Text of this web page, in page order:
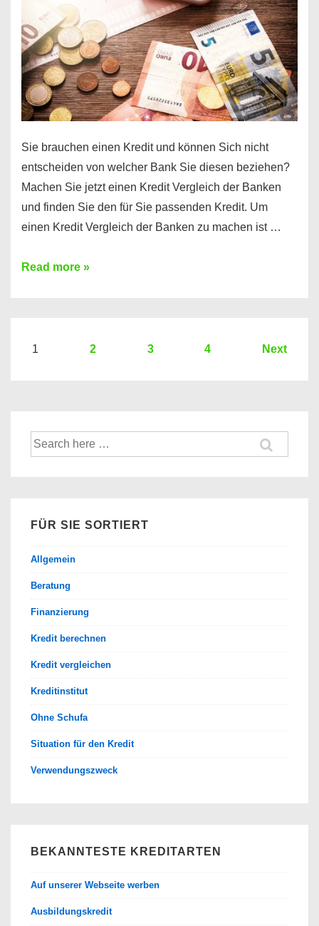
Euro
Kredit
finden
Sie brauchen einen Kredit und können Sich nicht
entscheiden von welcher Bank Sie diesen beziehen?
Machen Sie jetzt einen Kredit Vergleich der Banken
und finden Sie den für Sie passenden Kredit. Um
einen Kredit Vergleich der Banken zu machen ist …
Sie
Hier
Banken
Read more »
Seitennummerierung
1 2 3 4 Next
Suche
nach:
FÜR SIE SORTIERT
Allgemein
Beratung
Finanzierung
Kredit berechnen
Kredit vergleichen
Kreditinstitut
Ohne Schufa
Situation für den Kredit
Verwendungszweck
BEKANNTESTE KREDITARTEN
Auf unserer Webseite werben
Ausbildungskredit